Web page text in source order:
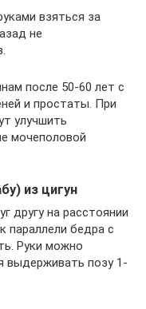
взяться за
не
после 50-60 лет с
и простаты. При
улучшить
мочеполовой
из цигун
другу на расстоянии
параллели бедра с
Руки можно
выдерживать позу 1-